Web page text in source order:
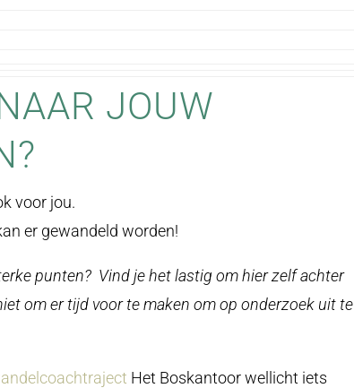
JOUW
voor jou.
er gewandeld worden!
punten? Vind je het lastig om hier zelf achter
om er tijd voor te maken om op onderzoek uit te
Het Boskantoor wellicht iets